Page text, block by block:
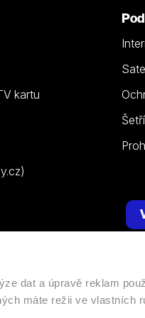
dat a úpravě reklam
máte režii ve vlastních
kartu
Všechna práva vyhrazena. |